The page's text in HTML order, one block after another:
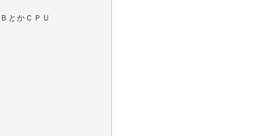
とかＣＰＵ